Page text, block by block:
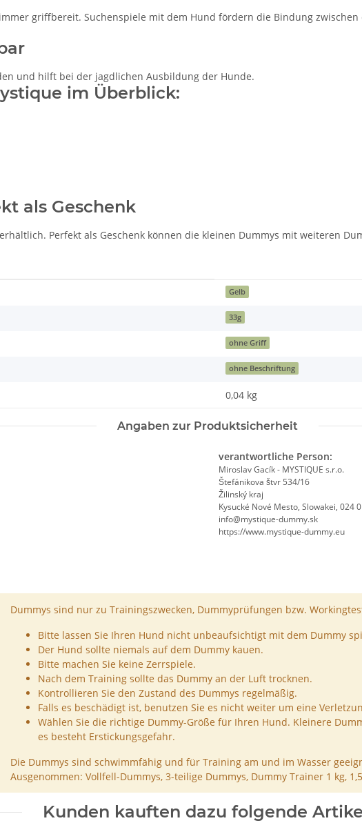
griffbereit. Suchenspiele mit dem Hund fördern die Bindung
und hilft bei der jagdlichen Ausbildung der Hunde.
im Überblick:
als Geschenk
Perfekt als Geschenk können die kleinen Dummys mit weiteren
Gelb
33g
ohne Griff
ohne Beschriftung
0,04 kg
Angaben zur Produktsicherheit
verantwortliche Person:
Miroslav Gacík - MYSTIQUE s.r.o.
Štefánikova štvr 534/16
Žilinský kraj
Kysucké Nové Mesto, Slowakei, 024
info@mystique-dummy.sk
https://www.mystique-dummy.eu
Dummys sind nur zu Trainingszwecken, Dummyprüfungen bzw.
Bitte lassen Sie Ihren Hund nicht unbeaufsichtigt mit dem Dummy
Der Hund sollte niemals auf dem Dummy kauen.
Bitte machen Sie keine Zerrspiele.
Nach dem Training sollte das Dummy an der Luft trocknen.
Kontrollieren Sie den Zustand des Dummys regelmäßig.
Falls es beschädigt ist, benutzen Sie es nicht weiter um eine
Wählen Sie die richtige Dummy-Größe für Ihren Hund. Kleinere
es besteht Erstickungsgefahr.
Die Dummys sind schwimmfähig und für Training am und im Wasser
Ausgenommen: Vollfell-Dummys, 3-teilige Dummys, Dummy Trainer 1 kg,
Kunden kauften dazu folgende